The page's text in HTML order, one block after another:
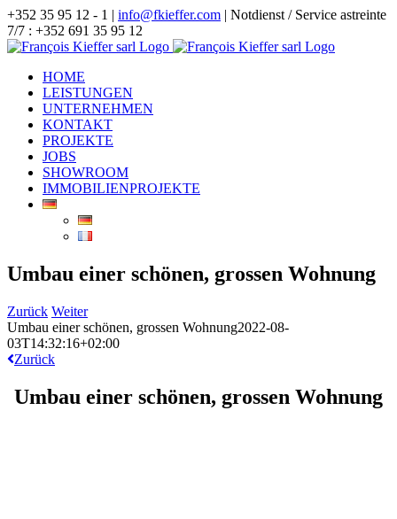
Zum
Inhalt
springen
+352 35 95 12 - 1 | info@fkieffer.com | Notdienst / Service astreinte
7/7 : +352 691 35 95 12
HOME
LEISTUNGEN
UNTERNEHMEN
KONTAKT
PROJEKTE
JOBS
SHOWROOM
IMMOBILIENPROJEKTE
Umbau einer schönen, grossen Wohnung
Zurück Weiter
Umbau einer schönen, grossen Wohnung2022-08-
03T14:32:16+02:00
Zurück
Umbau einer schönen, grossen Wohnung